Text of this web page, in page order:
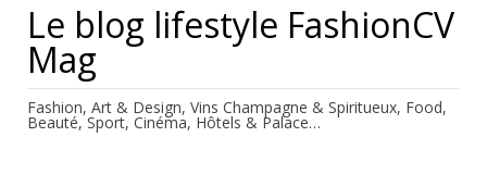
Le blog lifestyle FashionCV
Mag
Fashion, Art & Design, Vins Champagne & Spiritueux, Food,
Beauté, Sport, Cinéma, Hôtels & Palace…